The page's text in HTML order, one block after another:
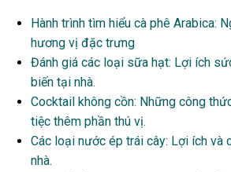
Hành trình tìm hiểu cà phê Arabica:
hương vị đặc trưng
Đánh giá các loại sữa hạt: Lợi ích
biến tại nhà.
Cocktail không cồn: Những công
tiệc thêm phần thú vị.
Các loại nước ép trái cây: Lợi ích và
nhà.